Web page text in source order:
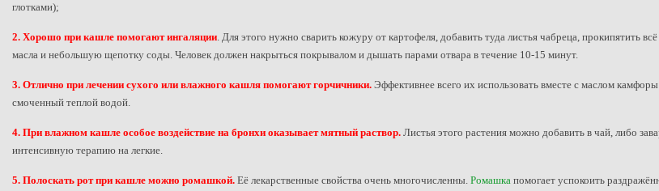
глотками);
2. Хорошо при кашле помогают ингаляции. Для этого нужно сварить кожуру от картофеля, добавить туда листья чабреца, прокипятить
масла и небольшую щепотку соды. Человек должен накрыться покрывалом и дышать парами отвара в течение 10-15 минут.
3. Отлично при лечении сухого или влажного кашля помогают горчичники. Эффективнее всего их использовать вместе с маслом
смоченный теплой водой.
4. При влажном кашле особое воздействие на бронхи оказывает мятный раствор. Листья этого растения можно добавить в чай, либо
интенсивную терапию на легкие.
5. Полоскать рот при кашле можно ромашкой. Её лекарственные свойства очень многочисленны. Ромашка помогает успокоить